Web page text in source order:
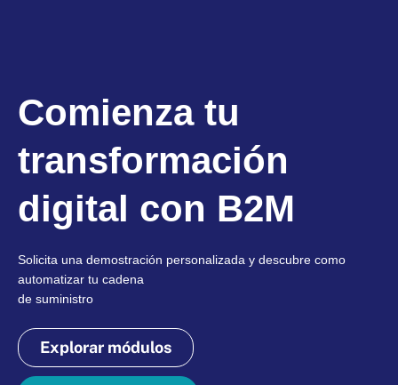
Comienza tu
transformación
digital con B2M
Solicita una demostración personalizada y descubre como
automatizar tu cadena
de suministro
Explorar módulos